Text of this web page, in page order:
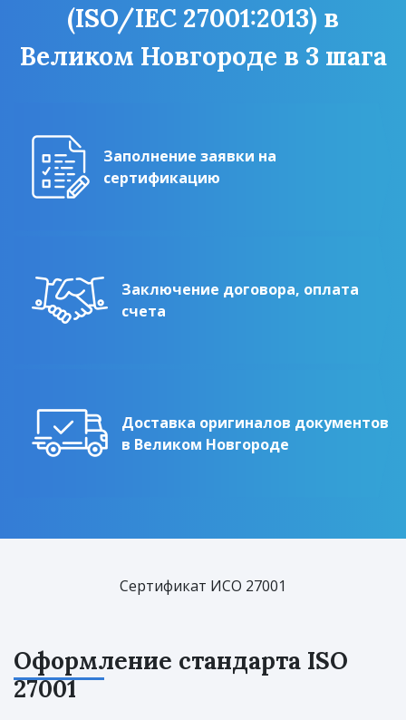
(ISO/IEC 27001:2013) в
Великом Новгороде в 3 шага
Заполнение заявки на
сертификацию
Заключение договора, оплата
счета
Доставка оригиналов документов
в Великом Новгороде
Сертификат ИСО 27001
Оформление стандарта ISO
27001